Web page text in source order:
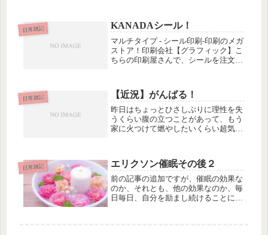
から始まったんだけど、引越後の運営
方針について、いろいろ話しているう
ち...
日常雑記 KANADAシール！
マルチタイプ - シール印刷-印刷のメガ
ストア！印刷会社【グラフィック】こ
ちらの印刷屋さんで、シールを注文し
実際に注文するのは初めてでした。す
ごく小ロットから対応してもらえ...
日常雑記 【近況】がんばる！
昨日はちょっとひさしぶりに理性を失
うくらい腹の立つことがあって、もう
家に火つけて燃やしたいくらい超気分
らしていました。
日常雑記 エリクソン催眠その後２
前の記事の追加ですが、催眠の効果な
のか、それとも、他の効果なのか、毎
日毎日、自分を励まし続けることに、